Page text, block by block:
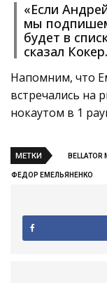
«Если
мы
будет в
сказал Кокер.
Напомним, что
встречались на
нокаутом в 1
МЕТКИ BELLATOR
ФЕДОР ЕМЕЛЬЯНЕНКО